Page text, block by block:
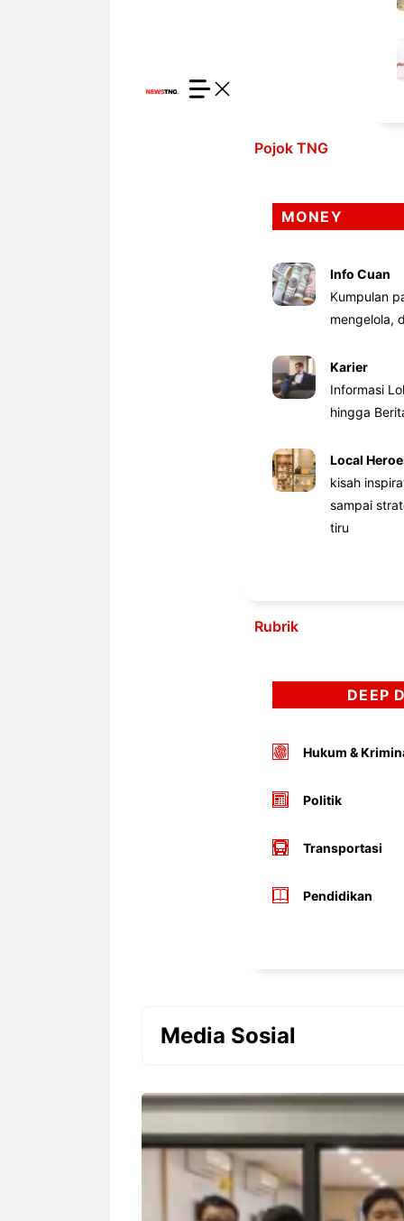
Pojok TNG
MONEY
Info Cuan
Kumpulan
mengelola,
Karier
Informasi
hingga
Local
kisah
sampai
tiru
Rubrik
DEEP
Hukum &
Politik
Transportasi
Pendidikan
Media Sosial